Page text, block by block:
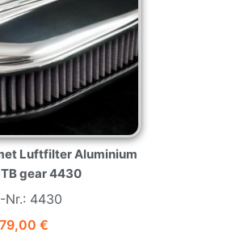
Luftfilter Aluminium
gear 4430
Nr.: 4430
€